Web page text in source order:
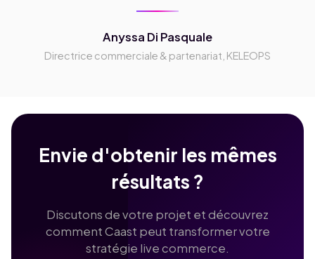
Anyssa Di Pasquale
Directrice commerciale & partenariat, KELEOPS
Envie d'obtenir les mêmes
résultats ?
Discutons de votre projet et découvrez
comment Caast peut transformer votre
stratégie live commerce.